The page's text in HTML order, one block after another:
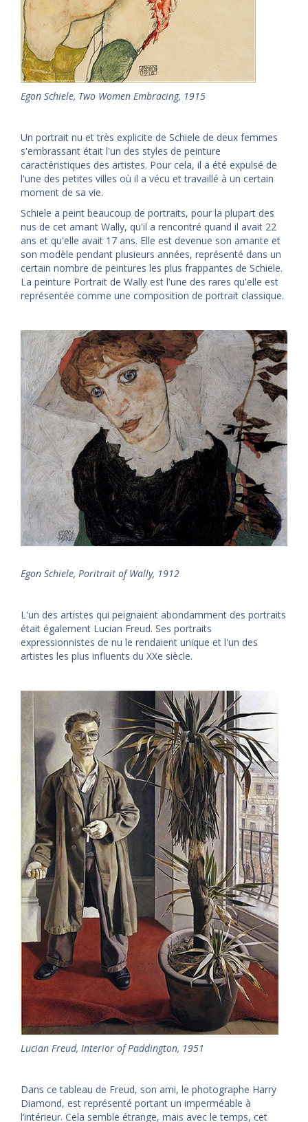
Egon Schiele, Two Women Embracing, 1915
Un portrait nu et très explicite de Schiele de deux femmes
s'embrassant était l'un des styles de peinture
caractéristiques des artistes. Pour cela, il a été expulsé de
l'une des petites villes où il a vécu et travaillé à un certain
moment de sa vie.
Schiele a peint beaucoup de portraits, pour la plupart des
nus de cet amant Wally, qu'il a rencontré quand il avait 22
ans et qu'elle avait 17 ans. Elle est devenue son amante et
son modèle pendant plusieurs années, représenté dans un
certain nombre de peintures les plus frappantes de Schiele.
La peinture Portrait de Wally est l'une des rares qu'elle est
représentée comme une composition de portrait classique.
Egon Schiele, Poritrait of Wally, 1912
L'un des artistes qui peignaient abondamment des portraits
était également Lucian Freud. Ses portraits
expressionnistes de nu le rendaient unique et l'un des
artistes les plus influents du XXe siècle.
Lucian Freud, Interior of Paddington, 1951
Dans ce tableau de Freud, son ami, le photographe Harry
Diamond, est représenté portant un imperméable à
l’intérieur. Cela semble étrange, mais avec le temps, cet